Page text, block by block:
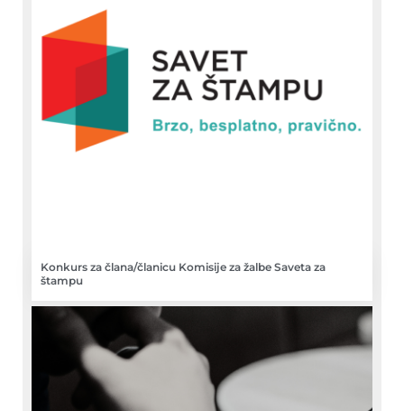
Konkurs za člana/članicu Komisije za žalbe Saveta za
štampu